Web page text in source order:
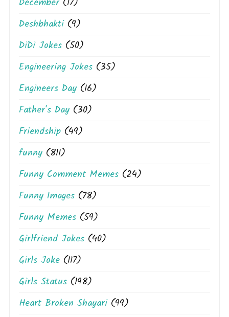
Deshbhakti(9)
DiDi Jokes (50)
Engineering Jokes (35)
Engineers Day (16)
Father's Day (30)
Friendship (49)
funny (811)
Funny Comment Memes (24)
Funny Images (78)
Funny Memes (59)
Girlfriend Jokes (40)
Girls Joke (117)
Girls Status (198)
Heart Broken Shayari(99)